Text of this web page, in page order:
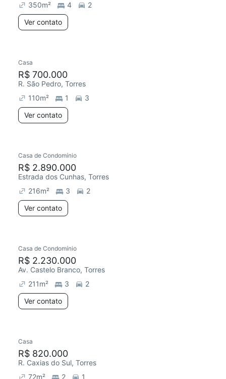
350m² 4
2
Ver contato
Casa
R$ 700.000
R. São Pedro, Torres
110m² 1
3
Ver contato
Casa de Condomínio
R$ 2.890.000
Estrada dos Cunhas, Torres
216m² 3
2
Ver contato
Casa de Condomínio
R$ 2.230.000
Av. Castelo Branco, Torres
211m² 3
2
Ver contato
Casa
R$ 820.000
R. Caxias do Sul, Torres
72m² 2 1